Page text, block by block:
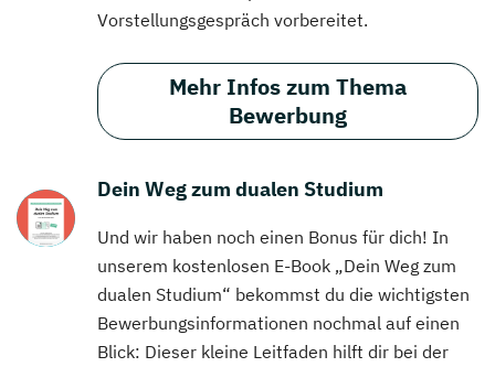
Vorstellungsgespräch vorbereitet.
Mehr Infos zum Thema
Bewerbung
Dein Weg zum dualen Studium
Und wir haben noch einen Bonus für dich! In
unserem kostenlosen E-Book „Dein Weg zum
dualen Studium“ bekommst du die wichtigsten
Bewerbungsinformationen nochmal auf einen
Blick: Dieser kleine Leitfaden hilft dir bei der